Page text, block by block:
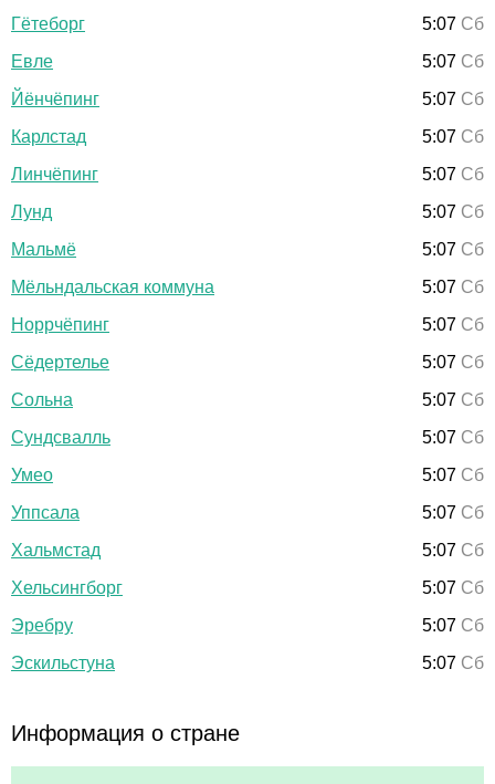
Гётеборг
5:07 Сб
Евле
5:07 Сб
Йёнчёпинг
5:07 Сб
Карлстад
5:07 Сб
Линчёпинг
5:07 Сб
Лунд
5:07 Сб
Мальмё
5:07 Сб
Мёльндальская коммуна
5:07 Сб
Норрчёпинг
5:07 Сб
Сёдертелье
5:07 Сб
Сольна
5:07 Сб
Сундсвалль
5:07 Сб
Умео
5:07 Сб
Уппсала
5:07 Сб
Хальмстад
5:07 Сб
Хельсингборг
5:07 Сб
Эребру
5:07 Сб
Эскильстуна
5:07 Сб
Информация о стране